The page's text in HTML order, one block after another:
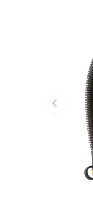
Vorherige